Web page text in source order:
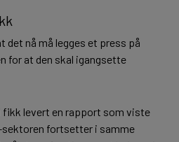
det nå må legges et press på
for at den skal igangsette
fikk levert en rapport som viste
sektoren fortsetter i samme